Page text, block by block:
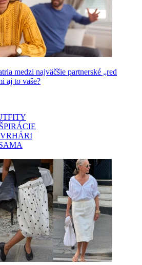
medzi najväčšie partnerské „red
aj to vaše?